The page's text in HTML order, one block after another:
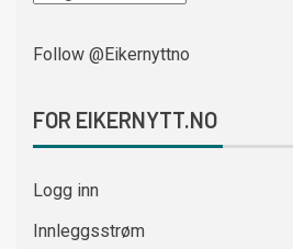
Follow @Eikernyttno
FOR EIKERNYTT.NO
Logg inn
Innleggsstrøm